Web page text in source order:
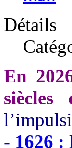
Détails
En
siècles
- 1626 :